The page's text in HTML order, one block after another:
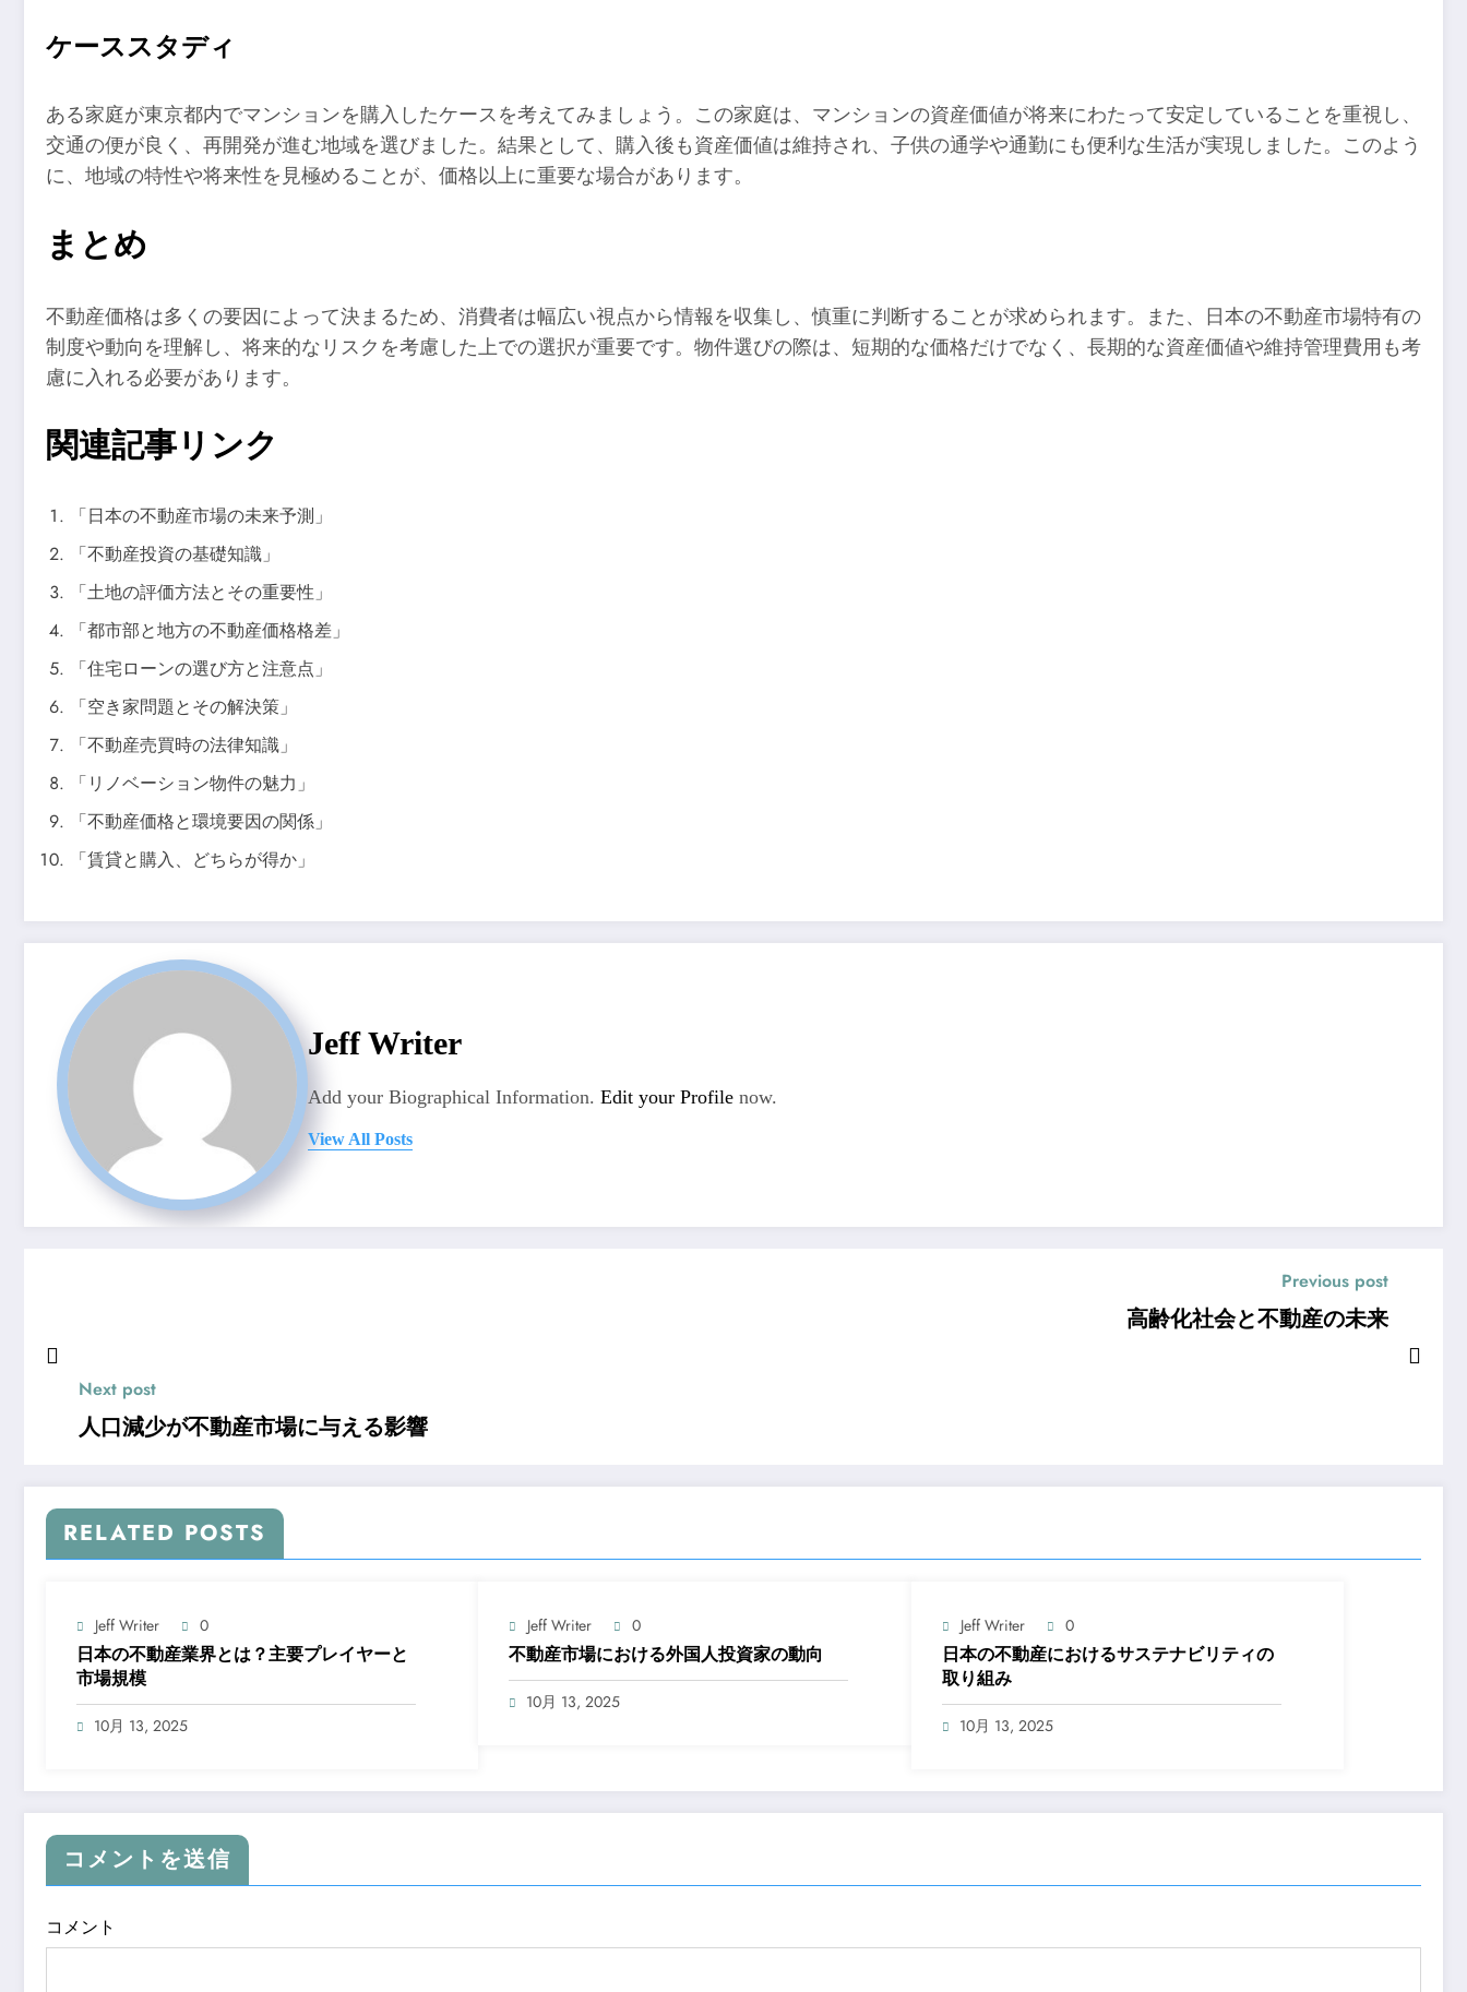
ケーススタディ
ある家庭が東京都内でマンションを購入したケースを考えてみましょう。この家庭は、マンションの資産価値が将来にわたって安定していることを重視し、
交通の便が良く、再開発が進む地域を選びました。結果として、購入後も資産価値は維持され、子供の通学や通勤にも便利な生活が実現しました。このよう
に、地域の特性や将来性を見極めることが、価格以上に重要な場合があります。
まとめ
不動産価格は多くの要因によって決まるため、消費者は幅広い視点から情報を収集し、慎重に判断することが求められます。また、日本の不動産市場特有の
制度や動向を理解し、将来的なリスクを考慮した上での選択が重要です。物件選びの際は、短期的な価格だけでなく、長期的な資産価値や維持管理費用も考
慮に入れる必要があります。
関連記事リンク
「日本の不動産市場の未来予測」
「不動産投資の基礎知識」
「土地の評価方法とその重要性」
「都市部と地方の不動産価格格差」
「住宅ローンの選び方と注意点」
「空き家問題とその解決策」
「不動産売買時の法律知識」
「リノベーション物件の魅力」
「不動産価格と環境要因の関係」
「賃貸と購入、どちらが得か」
Jeff Writer
Add your Biographical Information. Edit your Profile now.
View All Posts
Previous post
高齢化社会と不動産の未来
Next post
人口減少が不動産市場に与える影響
RELATED POSTS
Jeff Writer 0
日本の不動産業界とは？主要プレイヤーと
市場規模
10月 13, 2025
Jeff Writer 0
不動産市場における外国人投資家の動向
10月 13, 2025
Jeff Writer 0
日本の不動産におけるサステナビリティの
取り組み
10月 13, 2025
コメントを送信
コメント